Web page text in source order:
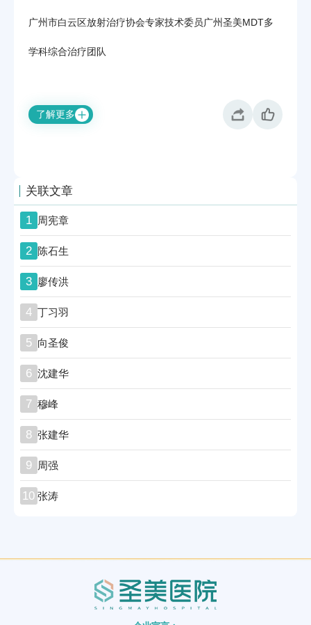
广州市白云区放射治疗协会专家技术委员广州圣美MDT多
学科综合治疗团队
了解更多
关联文章
1 周宪章
2 陈石生
3 廖传洪
4 丁习羽
5 向圣俊
6 沈建华
7 穆峰
8 张建华
9 周强
10 张涛